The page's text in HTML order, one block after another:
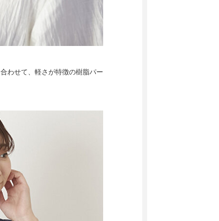
わせて、軽さが特徴の樹脂パー